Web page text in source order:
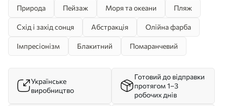
Природа Пейзаж Моря та океани Пляж
Схід і захід сонця Абстракція Олійна фарба
Імпресіонізм Блакитний Помаранчевий
Українське
виробництво
Готовий до відправки
протягом 1–3
робочих днів